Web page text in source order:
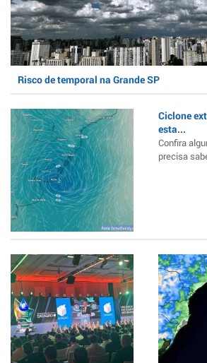
Risco de temporal na Grande SP
Ciclone
esta...
Confira
precisa